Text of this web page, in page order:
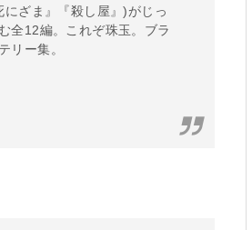
ざま』『殺し屋』)がじっ
全12編。これぞ珠玉。ブラ
リー集。